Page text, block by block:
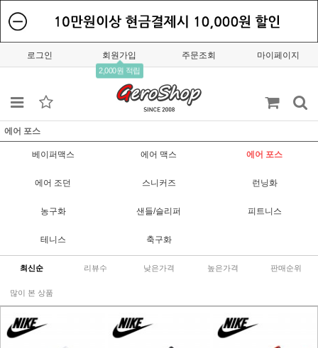
로그인 회원가입
2,000원 적립
주문조회 마이페이지
에어 포스
베이퍼맥스 에어 맥스 에어 포스
에어 조던 스니커즈 런닝화
농구화 샌들/슬리퍼 피트니스
테니스 축구화
최신순 리뷰수 낮은가격 높은가격 판매순위
많이 본 상품